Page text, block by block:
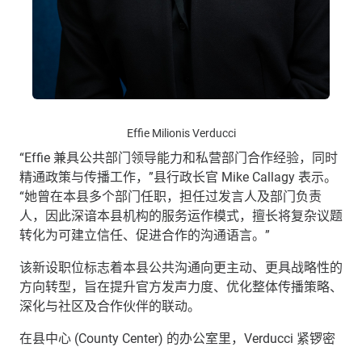
Effie Milionis Verducci
“Effie 兼具公共部门领导能力和私营部门合作经验，同时
精通政策与传播工作，”县行政长官 Mike Callagy表示。
“她曾在本县多个部门任职，担任过发言人及部门负责
人，因此深谙本县机构的服务运作模式，擅长将复杂议题
转化为可建立信任、促进合作的沟通语言。”
该新设职位标志着本县公共沟通向更主动、更具战略性的
方向转型，旨在提升官方发声力度、优化整体传播策略、
深化与社区及合作伙伴的联动。
在县中心 (County Center) 的办公室里， Verducci 紧锣密